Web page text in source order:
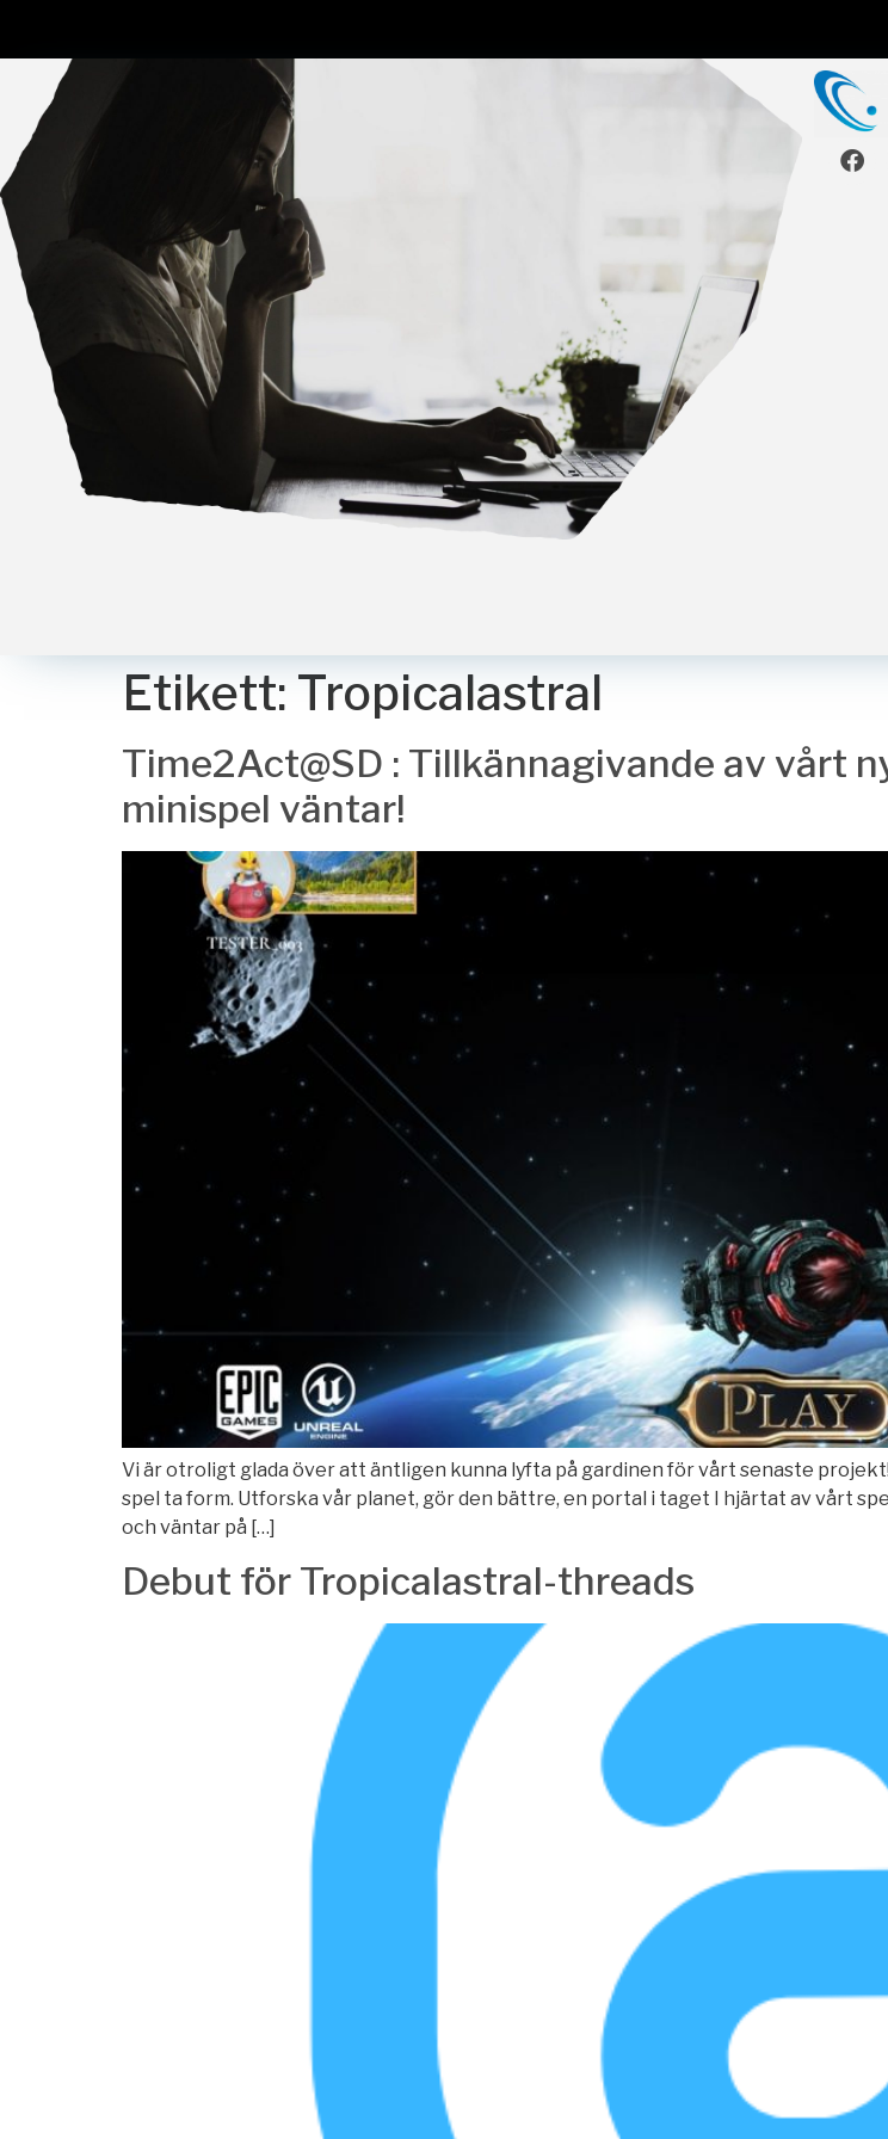
Etikett: Tropicalastral
Time2Act@SD : Tillkännagivande av vårt
minispel väntar!
Vi är otroligt glada över att äntligen kunna lyfta på gardinen för vårt senaste
spel ta form. Utforska vår planet, gör den bättre, en portal i taget I hjärtat av vårt
och väntar på […]
Debut för Tropicalastral-threads